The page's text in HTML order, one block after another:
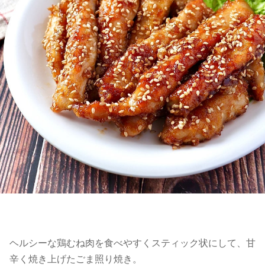
ヘルシーな鶏むね肉を食べやすくスティック状にして、甘
辛く焼き上げたごま照り焼き。